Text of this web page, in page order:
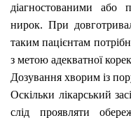
діагностованими або
нирок. При
таким пацієнтам
з метою адекватної
Дозування хворим із
Оскільки лікарський
слід проявляти